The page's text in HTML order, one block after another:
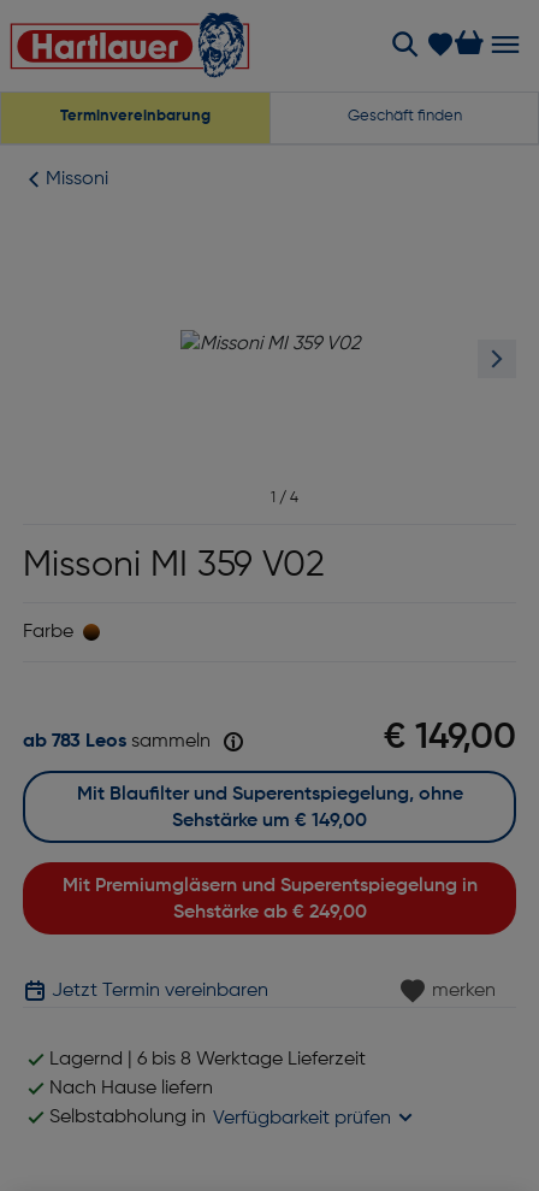
Terminvereinbarung Geschäft finden
Missoni
1 / 4
Missoni MI 359 V02
Farbe
€ 149,00
ab 783 Leossammeln
Mit Premiumgläsern und Superentspiegelung in
Sehstärke ab € 249,00
Mit Blaufilter und Superentspiegelung, ohne
Sehstärke um € 149,00
Jetzt Termin vereinbaren merken
Lagernd | 6 bis 8 Werktage Lieferzeit
Nach Hause liefern
Selbstabholung in Verfügbarkeit prüfen